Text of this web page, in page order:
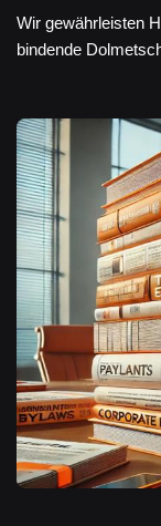
Wir gewährleisten
bindende